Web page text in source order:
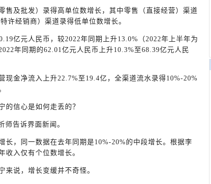
售及批发）录得高单位数增长，其中零售（直接经营）渠道
许经销商）渠道录得低单位数增长。
亿元人民币，较2022年同期上升13.0%（2022年上半年为
年同期的62.01亿元人民币上升10.3%至68.39亿元人民
现金净流入上升22.7%至19.4亿，全渠道流水录得10%-20%
的信心是如何走丢的？
师告诉界面新闻。
长，同一数据在去年同期是10%-20%的中段增长。根据李
收入仅有个位数增长。
来说，增长变缓并不奇怪。